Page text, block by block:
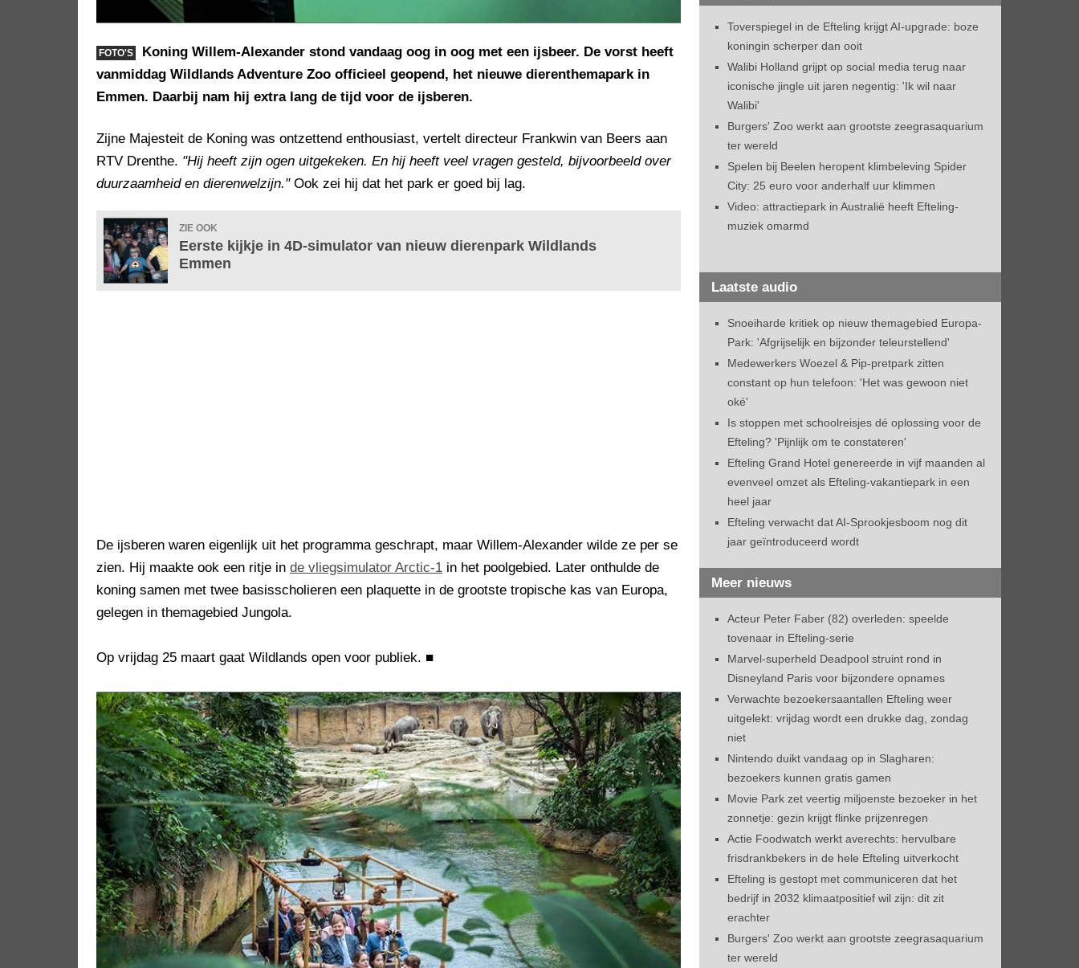
FOTO'S
Koning Willem-Alexander stond vandaag oog in oog met een ijsbeer. De vorst heeft
vanmiddag Wildlands Adventure Zoo officieel geopend, het nieuwe dierenthemapark in
Emmen. Daarbij nam hij extra lang de tijd voor de ijsberen.
Zijne Majesteit de Koning was ontzettend enthousiast, vertelt directeur Frankwin van Beers aan
RTV Drenthe. "Hij heeft zijn ogen uitgekeken. En hij heeft veel vragen gesteld, bijvoorbeeld over
duurzaamheid en dierenwelzijn."Ook zei hij dat het park er goed bij lag.
ZIE OOK
Eerste kijkje in 4D-simulator van nieuw dierenpark Wildlands
Emmen
De ijsberen waren eigenlijk uit het programma geschrapt, maar Willem-Alexander wilde ze per se
zien. Hij maakte ook een ritje in de vliegsimulator Arctic-1 in het poolgebied. Later onthulde de
koning samen met twee basisscholieren een plaquette in de grootste tropische kas van Europa,
gelegen in themagebied Jungola.
Op vrijdag 25 maart gaat Wildlands open voor publiek. ■
Toverspiegel in de Efteling krijgt AI-upgrade: boze
koningin scherper dan ooit
Walibi Holland grijpt op social media terug naar
iconische jingle uit jaren negentig: 'Ik wil naar
Walibi'
Burgers' Zoo werkt aan grootste zeegrasaquarium
ter wereld
Spelen bij Beelen heropent klimbeleving Spider
City: 25 euro voor anderhalf uur klimmen
Video: attractiepark in Australië heeft Efteling-
muziek omarmd
Laatste audio
Snoeiharde kritiek op nieuw themagebied Europa-
Park: 'Afgrijselijk en bijzonder teleurstellend'
Medewerkers Woezel & Pip-pretpark zitten
constant op hun telefoon: 'Het was gewoon niet
oké'
Is stoppen met schoolreisjes dé oplossing voor de
Efteling? 'Pijnlijk om te constateren'
Efteling Grand Hotel genereerde in vijf maanden al
evenveel omzet als Efteling-vakantiepark in een
heel jaar
Efteling verwacht dat AI-Sprookjesboom nog dit
jaar geïntroduceerd wordt
Meer nieuws
Acteur Peter Faber (82) overleden: speelde
tovenaar in Efteling-serie
Marvel-superheld Deadpool struint rond in
Disneyland Paris voor bijzondere opnames
Verwachte bezoekersaantallen Efteling weer
uitgelekt: vrijdag wordt een drukke dag, zondag
niet
Nintendo duikt vandaag op in Slagharen:
bezoekers kunnen gratis gamen
Movie Park zet veertig miljoenste bezoeker in het
zonnetje: gezin krijgt flinke prijzenregen
Actie Foodwatch werkt averechts: hervulbare
frisdrankbekers in de hele Efteling uitverkocht
Efteling is gestopt met communiceren dat het
bedrijf in 2032 klimaatpositief wil zijn: dit zit
erachter
Burgers' Zoo werkt aan grootste zeegrasaquarium
ter wereld